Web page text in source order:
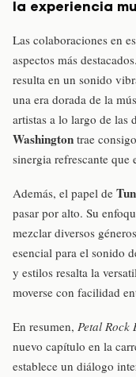
la experiencia
Las colaboraciones en
aspectos más
resulta en un sonido
una era dorada de la
artistas a lo largo de las
Washington trae
sinergia refrescante que
Además, el papel de
pasar por alto. Su
mezclar diversos
esencial para el sonido
y estilos resalta la
moverse con facilidad
En resumen, Petal Rock
nuevo capítulo en la
establece un diálogo